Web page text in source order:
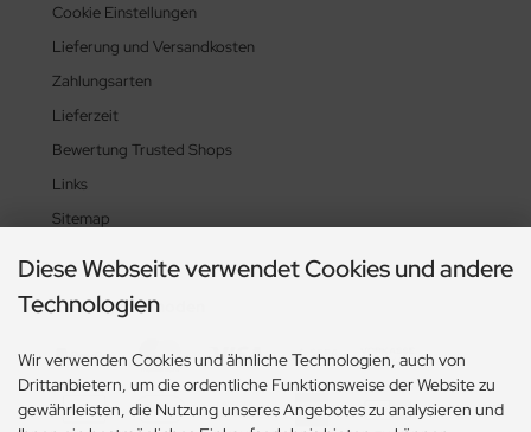
Cookie Einstellungen
Lieferung und Versandkosten
Zahlungsarten
Lieferzeit
Bewertung Trusted Shops
Links
Sitemap
Zahlungsmethoden
Diese Webseite verwendet Cookies und andere
Technologien
Wir verwenden Cookies und ähnliche Technologien, auch von
Drittanbietern, um die ordentliche Funktionsweise der Website zu
gewährleisten, die Nutzung unseres Angebotes zu analysieren und